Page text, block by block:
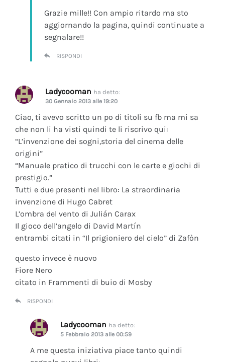
Grazie mille!! Con ampio ritardo ma sto
aggiornando la pagina, quindi continuate a
segnalare!!
RISPONDI
Ladycooman ha detto:
30 Gennaio 2013 alle 19:20
Ciao, ti avevo scritto un po di titoli su fb ma mi sa
che non li ha visti quindi te li riscrivo qui:
“L’invenzione dei sogni,storia del cinema delle
origini”
“Manuale pratico di trucchi con le carte e giochi di
prestigio.”
Tutti e due presenti nel libro: La straordinaria
invenzione di Hugo Cabret
L’ombra del vento di Julián Carax
Il gioco dell’angelo di David Martín
entrambi citati in “Il prigioniero del cielo” di Zafòn
questo invece è nuovo
Fiore Nero
citato in Frammenti di buio di Mosby
RISPONDI
Ladycooman ha detto:
5 Febbraio 2013 alle 00:59
A me questa iniziativa piace tanto quindi